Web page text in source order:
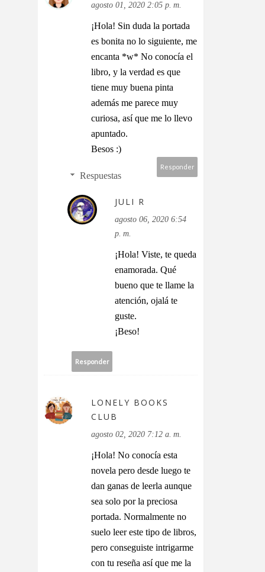
agosto 01, 2020 2:05 p. m.
¡Hola! Sin duda la portada
es bonita no lo siguiente, me
encanta *w* No conocía el
libro, y la verdad es que
tiene muy buena pinta
además me parece muy
curiosa, así que me lo llevo
apuntado.
Besos :)
Responder
Respuestas
JULI R
agosto 06, 2020 6:54
p. m.
¡Hola! Viste, te queda
enamorada. Qué
bueno que te llame la
atención, ojalá te
guste.
¡Beso!
Responder
LONELY BOOKS
CLUB
agosto 02, 2020 7:12 a. m.
¡Hola! No conocía esta
novela pero desde luego te
dan ganas de leerla aunque
sea solo por la preciosa
portada. Normalmente no
suelo leer este tipo de libros,
pero conseguiste intrigarme
con tu reseña así que me la